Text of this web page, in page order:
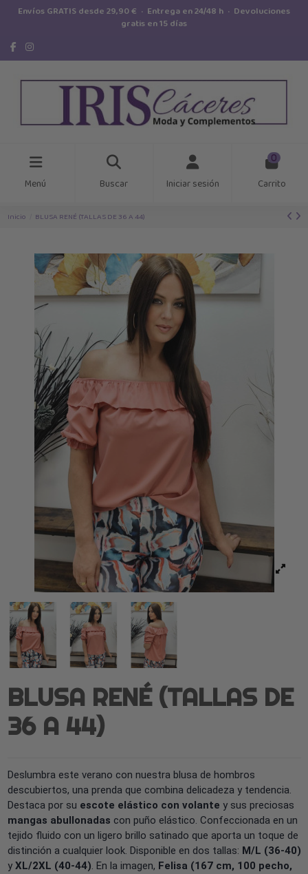
Envíos GRATIS desde 29,90 € · Entrega en 24/48 h · Devoluciones
gratis en 15 días
Menú Buscar Iniciar sesión
0
Carrito
Inicio BLUSA RENÉ (TALLAS DE 36 A 44)
BLUSA RENÉ (TALLAS DE
36 A 44)
Deslumbra este verano con nuestra blusa de hombros
descubiertos, una prenda que combina delicadeza y tendencia.
Destaca por su escote elástico con volante y sus preciosas
mangas abullonadas con puño elástico. Confeccionada en un
tejido fluido con un ligero brillo satinado que aporta un toque de
distinción a cualquier look. Disponible en dos tallas: M/L (36-40)
y XL/2XL (40-44). En la imagen, Felisa (167 cm, 100 pecho,